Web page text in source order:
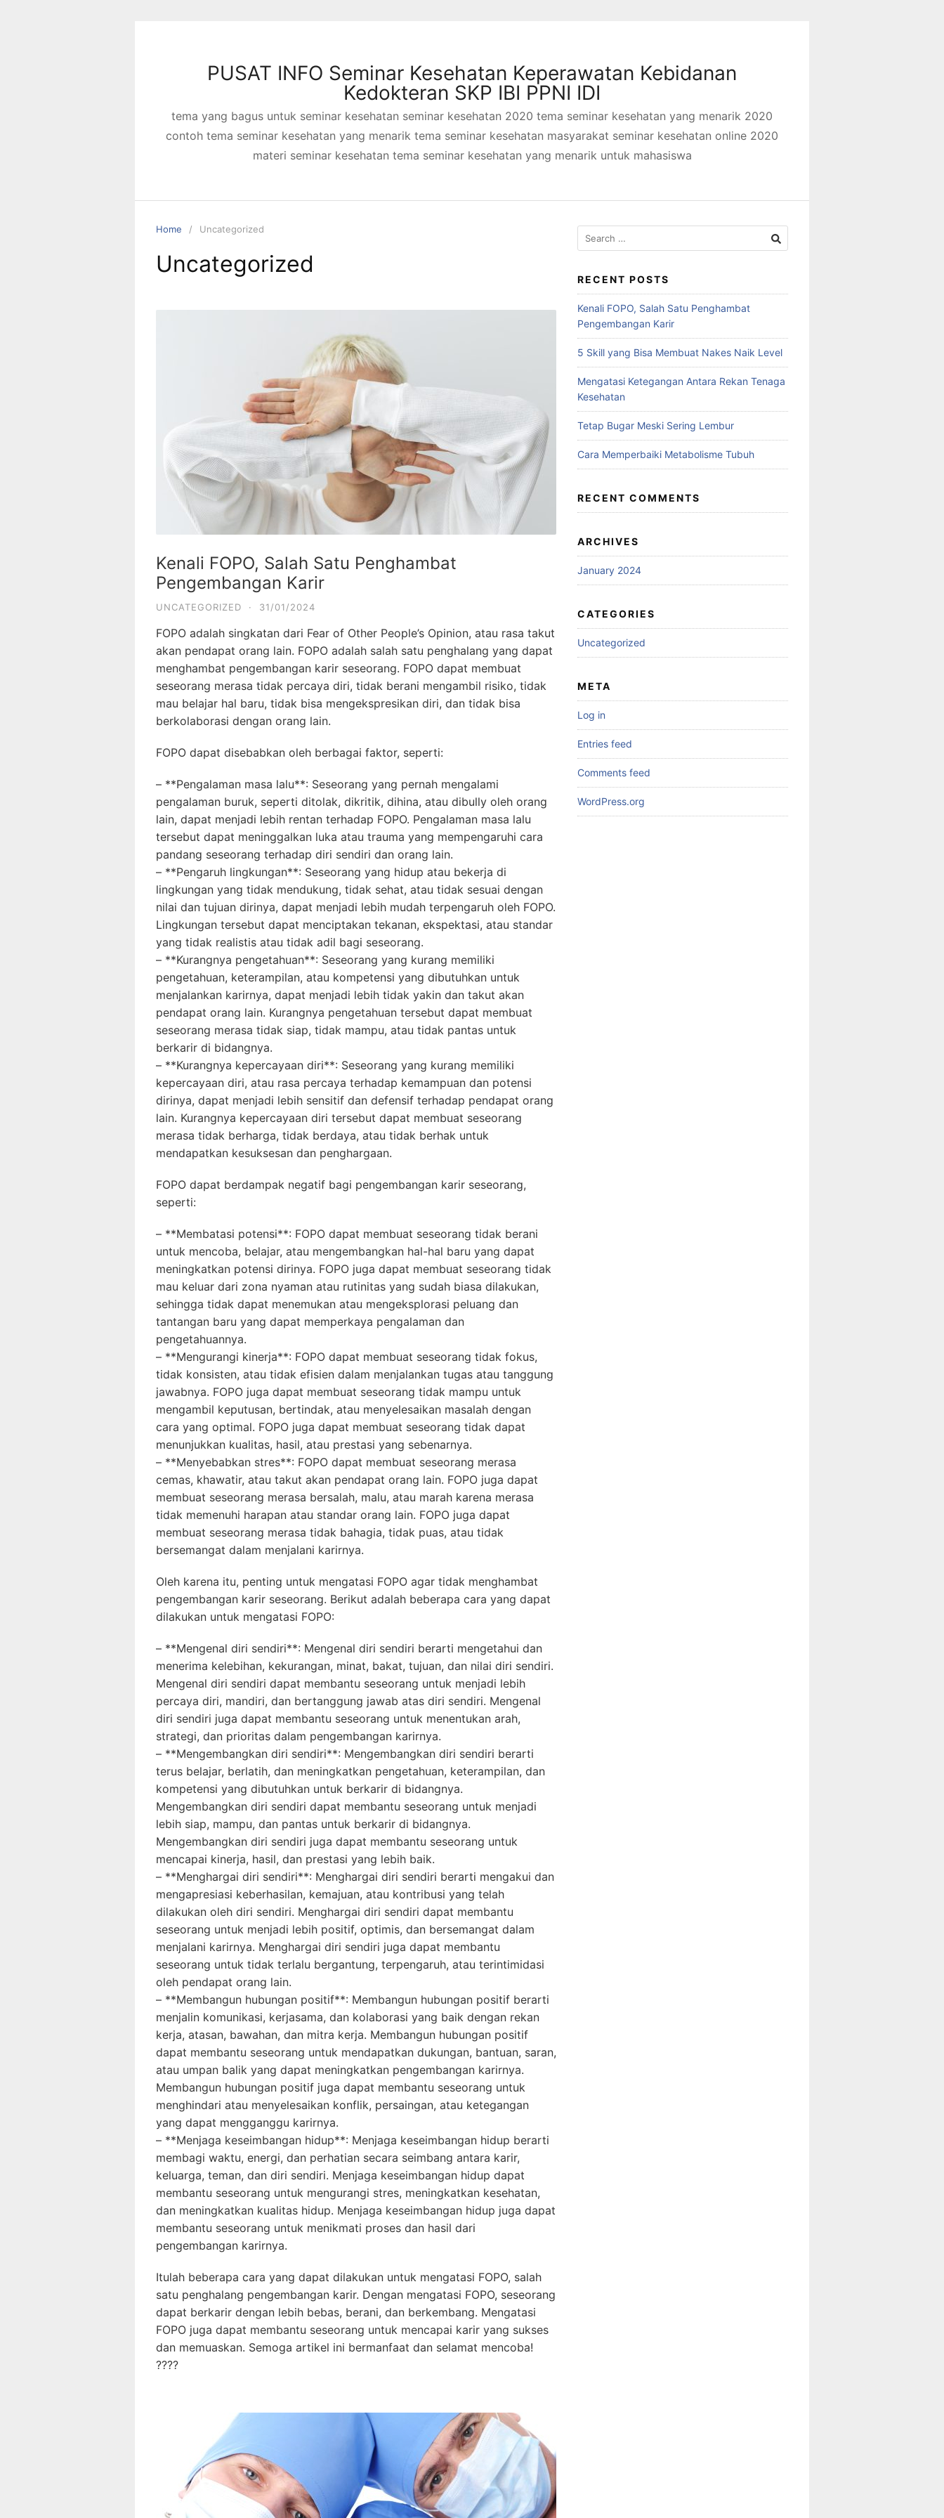
PUSAT INFO Seminar Kesehatan Keperawatan Kebidanan
Kedokteran SKP IBI PPNI IDI
tema yang bagus untuk seminar kesehatan seminar kesehatan 2020 tema seminar kesehatan yang menarik 2020
contoh tema seminar kesehatan yang menarik tema seminar kesehatan masyarakat seminar kesehatan online 2020
materi seminar kesehatan tema seminar kesehatan yang menarik untuk mahasiswa
Home Uncategorized
Uncategorized
Kenali FOPO, Salah Satu Penghambat
Pengembangan Karir
UNCATEGORIZED · 31/01/2024
FOPO adalah singkatan dari Fear of Other People’s Opinion, atau rasa takut
akan pendapat orang lain. FOPO adalah salah satu penghalang yang dapat
menghambat pengembangan karir seseorang. FOPO dapat membuat
seseorang merasa tidak percaya diri, tidak berani mengambil risiko, tidak
mau belajar hal baru, tidak bisa mengekspresikan diri, dan tidak bisa
berkolaborasi dengan orang lain.
FOPO dapat disebabkan oleh berbagai faktor, seperti:
– **Pengalaman masa lalu**: Seseorang yang pernah mengalami
pengalaman buruk, seperti ditolak, dikritik, dihina, atau dibully oleh orang
lain, dapat menjadi lebih rentan terhadap FOPO. Pengalaman masa lalu
tersebut dapat meninggalkan luka atau trauma yang mempengaruhi cara
pandang seseorang terhadap diri sendiri dan orang lain.
– **Pengaruh lingkungan**: Seseorang yang hidup atau bekerja di
lingkungan yang tidak mendukung, tidak sehat, atau tidak sesuai dengan
nilai dan tujuan dirinya, dapat menjadi lebih mudah terpengaruh oleh FOPO.
Lingkungan tersebut dapat menciptakan tekanan, ekspektasi, atau standar
yang tidak realistis atau tidak adil bagi seseorang.
– **Kurangnya pengetahuan**: Seseorang yang kurang memiliki
pengetahuan, keterampilan, atau kompetensi yang dibutuhkan untuk
menjalankan karirnya, dapat menjadi lebih tidak yakin dan takut akan
pendapat orang lain. Kurangnya pengetahuan tersebut dapat membuat
seseorang merasa tidak siap, tidak mampu, atau tidak pantas untuk
berkarir di bidangnya.
– **Kurangnya kepercayaan diri**: Seseorang yang kurang memiliki
kepercayaan diri, atau rasa percaya terhadap kemampuan dan potensi
dirinya, dapat menjadi lebih sensitif dan defensif terhadap pendapat orang
lain. Kurangnya kepercayaan diri tersebut dapat membuat seseorang
merasa tidak berharga, tidak berdaya, atau tidak berhak untuk
mendapatkan kesuksesan dan penghargaan.
FOPO dapat berdampak negatif bagi pengembangan karir seseorang,
seperti:
– **Membatasi potensi**: FOPO dapat membuat seseorang tidak berani
untuk mencoba, belajar, atau mengembangkan hal-hal baru yang dapat
meningkatkan potensi dirinya. FOPO juga dapat membuat seseorang tidak
mau keluar dari zona nyaman atau rutinitas yang sudah biasa dilakukan,
sehingga tidak dapat menemukan atau mengeksplorasi peluang dan
tantangan baru yang dapat memperkaya pengalaman dan
pengetahuannya.
– **Mengurangi kinerja**: FOPO dapat membuat seseorang tidak fokus,
tidak konsisten, atau tidak efisien dalam menjalankan tugas atau tanggung
jawabnya. FOPO juga dapat membuat seseorang tidak mampu untuk
mengambil keputusan, bertindak, atau menyelesaikan masalah dengan
cara yang optimal. FOPO juga dapat membuat seseorang tidak dapat
menunjukkan kualitas, hasil, atau prestasi yang sebenarnya.
– **Menyebabkan stres**: FOPO dapat membuat seseorang merasa
cemas, khawatir, atau takut akan pendapat orang lain. FOPO juga dapat
membuat seseorang merasa bersalah, malu, atau marah karena merasa
tidak memenuhi harapan atau standar orang lain. FOPO juga dapat
membuat seseorang merasa tidak bahagia, tidak puas, atau tidak
bersemangat dalam menjalani karirnya.
Oleh karena itu, penting untuk mengatasi FOPO agar tidak menghambat
pengembangan karir seseorang. Berikut adalah beberapa cara yang dapat
dilakukan untuk mengatasi FOPO:
– **Mengenal diri sendiri**: Mengenal diri sendiri berarti mengetahui dan
menerima kelebihan, kekurangan, minat, bakat, tujuan, dan nilai diri sendiri.
Mengenal diri sendiri dapat membantu seseorang untuk menjadi lebih
percaya diri, mandiri, dan bertanggung jawab atas diri sendiri. Mengenal
diri sendiri juga dapat membantu seseorang untuk menentukan arah,
strategi, dan prioritas dalam pengembangan karirnya.
– **Mengembangkan diri sendiri**: Mengembangkan diri sendiri berarti
terus belajar, berlatih, dan meningkatkan pengetahuan, keterampilan, dan
kompetensi yang dibutuhkan untuk berkarir di bidangnya.
Mengembangkan diri sendiri dapat membantu seseorang untuk menjadi
lebih siap, mampu, dan pantas untuk berkarir di bidangnya.
Mengembangkan diri sendiri juga dapat membantu seseorang untuk
mencapai kinerja, hasil, dan prestasi yang lebih baik.
– **Menghargai diri sendiri**: Menghargai diri sendiri berarti mengakui dan
mengapresiasi keberhasilan, kemajuan, atau kontribusi yang telah
dilakukan oleh diri sendiri. Menghargai diri sendiri dapat membantu
seseorang untuk menjadi lebih positif, optimis, dan bersemangat dalam
menjalani karirnya. Menghargai diri sendiri juga dapat membantu
seseorang untuk tidak terlalu bergantung, terpengaruh, atau terintimidasi
oleh pendapat orang lain.
– **Membangun hubungan positif**: Membangun hubungan positif berarti
menjalin komunikasi, kerjasama, dan kolaborasi yang baik dengan rekan
kerja, atasan, bawahan, dan mitra kerja. Membangun hubungan positif
dapat membantu seseorang untuk mendapatkan dukungan, bantuan, saran,
atau umpan balik yang dapat meningkatkan pengembangan karirnya.
Membangun hubungan positif juga dapat membantu seseorang untuk
menghindari atau menyelesaikan konflik, persaingan, atau ketegangan
yang dapat mengganggu karirnya.
– **Menjaga keseimbangan hidup**: Menjaga keseimbangan hidup berarti
membagi waktu, energi, dan perhatian secara seimbang antara karir,
keluarga, teman, dan diri sendiri. Menjaga keseimbangan hidup dapat
membantu seseorang untuk mengurangi stres, meningkatkan kesehatan,
dan meningkatkan kualitas hidup. Menjaga keseimbangan hidup juga dapat
membantu seseorang untuk menikmati proses dan hasil dari
pengembangan karirnya.
Itulah beberapa cara yang dapat dilakukan untuk mengatasi FOPO, salah
satu penghalang pengembangan karir. Dengan mengatasi FOPO, seseorang
dapat berkarir dengan lebih bebas, berani, dan berkembang. Mengatasi
FOPO juga dapat membantu seseorang untuk mencapai karir yang sukses
dan memuaskan. Semoga artikel ini bermanfaat dan selamat mencoba!
????
Search
for:
RECENT POSTS
Kenali FOPO, Salah Satu Penghambat
Pengembangan Karir
5 Skill yang Bisa Membuat Nakes Naik Level
Mengatasi Ketegangan Antara Rekan Tenaga
Kesehatan
Tetap Bugar Meski Sering Lembur
Cara Memperbaiki Metabolisme Tubuh
RECENT COMMENTS
ARCHIVES
January 2024
CATEGORIES
Uncategorized
META
Log in
Entries feed
Comments feed
WordPress.org